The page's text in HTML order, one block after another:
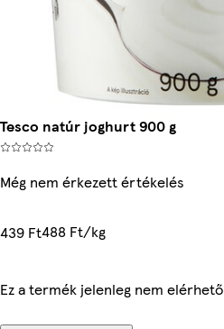
Tesco natúr joghurt 900 g
Még nem érkezett értékelés
439 Ft488 Ft/kg
Ez a termék jelenleg nem elérhető